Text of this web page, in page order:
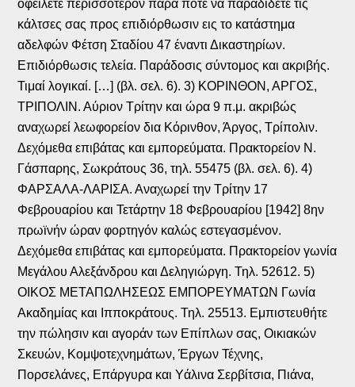
οφείλετε περισσότερον παρά ποτέ να παραδίδετε τις
κάλτσες σας προς επιδιόρθωσιν εις το κατάστημα
αδελφών Φέτση Σταδίου 47 έναντι Δικαστηρίων.
Επιδιόρθωσις τελεία. Παράδοσις σύντομος και ακριβής.
Τιμαί λογικαί. […] (βλ. σελ. 6). 3) ΚΟΡΙΝΘΟΝ, ΑΡΓΟΣ,
ΤΡΙΠΟΛΙΝ. Αύριον Τρίτην και ώρα 9 π.μ. ακριβώς
αναχωρεί λεωφορείον δια Κόρινθον, Άργος, Τρίπολιν.
Δεχόμεθα επιβάτας και εμπορεύματα. Πρακτορείον Ν.
Γάσπαρης, Σωκράτους 36, τηλ. 55475 (βλ. σελ. 6). 4)
ΦΑΡΣΑΛΑ-ΛΑΡΙΣΑ. Αναχωρεί την Τρίτην 17
Φεβρουαρίου και Τετάρτην 18 Φεβρουαρίου [1942] 8ην
πρωϊνήν ώραν φορτηγόν καλώς εστεγασμένον.
Δεχόμεθα επιβάτας και εμπορεύματα. Πρακτορείον γωνία
Μεγάλου Αλεξάνδρου και Δεληγιώργη. Τηλ. 52612. 5)
ΟΙΚΟΣ ΜΕΤΑΠΩΛΗΣΕΩΣ ΕΜΠΟΡΕΥΜΑΤΩΝ Γωνία
Ακαδημίας και Ιπποκράτους. Τηλ. 25513. Εμπιστευθήτε
την πώλησιν και αγοράν των Επίπλων σας, Οικιακών
Σκευών, Κομψοτεχνημάτων, Έργων Τέχνης,
Πορσελάνες, Επάργυρα και Υάλινα Σερβίτσια, Πιάνα,